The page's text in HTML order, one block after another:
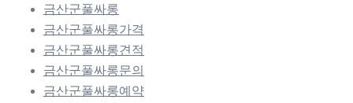
금산군풀싸롱
금산군풀싸롱가격
금산군풀싸롱견적
금산군풀싸롱문의
금산군풀싸롱예약